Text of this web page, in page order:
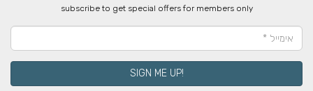
​subscribe to get special offers for members only
!SIGN ME UP